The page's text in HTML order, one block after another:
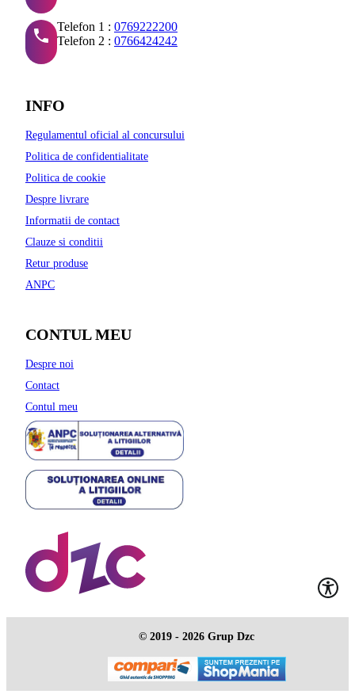
Telefon 1 : 0769222200
Telefon 2 : 0766424242
INFO
Regulamentul oficial al concursului
Politica de confidentialitate
Politica de cookie
Despre livrare
Informatii de contact
Clauze si conditii
Retur produse
ANPC
CONTUL MEU
Despre noi
Contact
Contul meu
© 2019 - 2026 Grup Dzc